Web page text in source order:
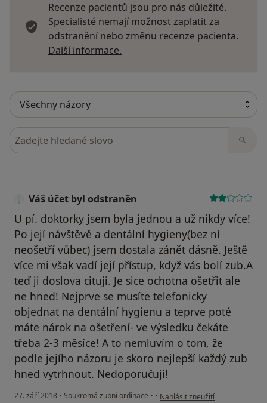
Recenze pacientů jsou pro nás důležité.
Specialisté nemají možnost zaplatit za
odstranění nebo změnu recenze pacienta.
Další informace.
Hledejte v názorech
Váš účet byl odstraněn
U pí. doktorky jsem byla jednou a už nikdy více!
Po její návštěvě a dentální hygieny(bez ní
neošetří vůbec) jsem dostala zánět dásně. Ještě
více mi však vadí její přístup, když vás bolí zub.A
teď ji doslova cituji. Je sice ochotna ošetřit ale
ne hned! Nejprve se musíte telefonicky
objednat na dentální hygienu a teprve poté
máte nárok na ošetření- ve výsledku čekáte
třeba 2-3 měsíce! A to nemluvím o tom, že
podle jejího názoru je skoro nejlepší každý zub
hned vytrhnout. Nedoporučuji!
27. září 2018 • Soukromá zubní ordinace • • podle názoru uživatele Váš
Nahlásit zneužití